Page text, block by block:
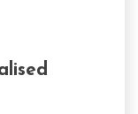
tervis
ja
tähtsusega
on